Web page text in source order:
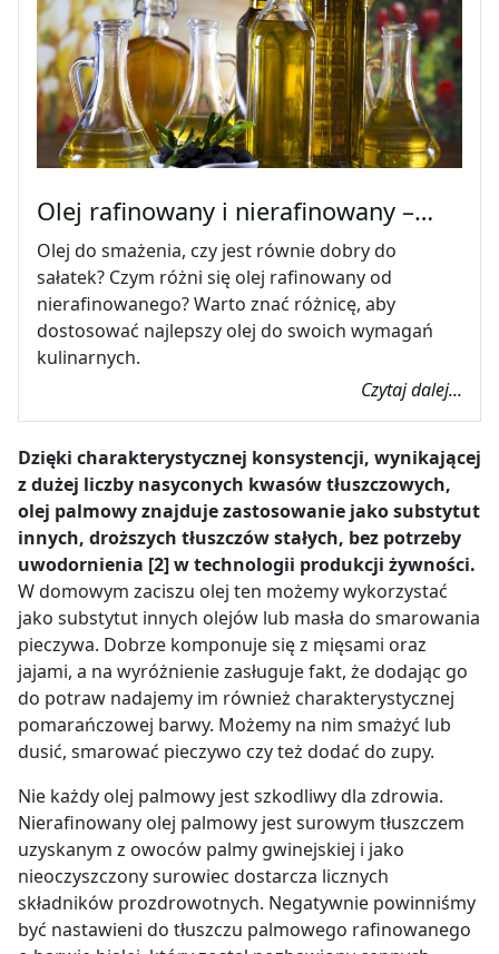
Olej rafinowany i nierafinowany –…
Olej do smażenia, czy jest równie dobry do
sałatek? Czym różni się olej rafinowany od
nierafinowanego? Warto znać różnicę, aby
dostosować najlepszy olej do swoich wymagań
kulinarnych.
Czytaj dalej...
Dzięki charakterystycznej konsystencji, wynikającej
z dużej liczby nasyconych kwasów tłuszczowych,
olej palmowy znajduje zastosowanie jako substytut
innych, droższych tłuszczów stałych, bez potrzeby
uwodornienia [2] w technologii produkcji żywności.
W domowym zaciszu olej ten możemy wykorzystać
jako substytut innych olejów lub masła do smarowania
pieczywa. Dobrze komponuje się z mięsami oraz
jajami, a na wyróżnienie zasługuje fakt, że dodając go
do potraw nadajemy im również charakterystycznej
pomarańczowej barwy. Możemy na nim smażyć lub
dusić, smarować pieczywo czy też dodać do zupy.
Nie każdy olej palmowy jest szkodliwy dla zdrowia.
Nierafinowany olej palmowy jest surowym tłuszczem
uzyskanym z owoców palmy gwinejskiej i jako
nieoczyszczony surowiec dostarcza licznych
składników prozdrowotnych. Negatywnie powinniśmy
być nastawieni do tłuszczu palmowego rafinowanego